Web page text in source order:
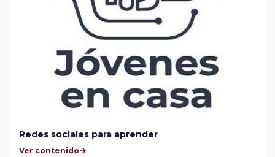
Redes sociales para aprender
Ver contenido